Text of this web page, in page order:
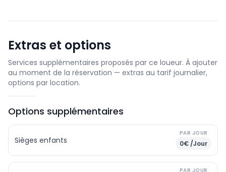
Extras et options
Services supplémentaires proposés par ce loueur. À ajouter
au moment de la réservation — extras au tarif journalier,
options par location.
Options supplémentaires
Sièges enfants
PAR JOUR
0€ /Jour
PAR JOUR